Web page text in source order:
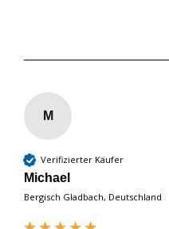
M
Verifizierter Käufer
Michael
Bergisch Gladbach, Deutschland